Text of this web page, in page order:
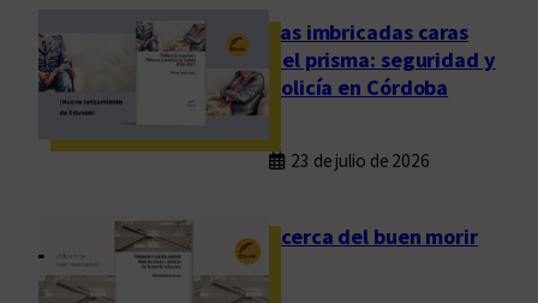
o
u
r
u
n
Las imbricadas caras
del prisma: seguridad y
policía en Córdoba
23 de julio de 2026
Acerca del buen morir